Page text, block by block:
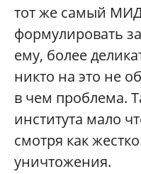
тот же самый
формулировать
ему, более
никто на это не
в чем проблема.
института мало
смотря как
уничтожения.